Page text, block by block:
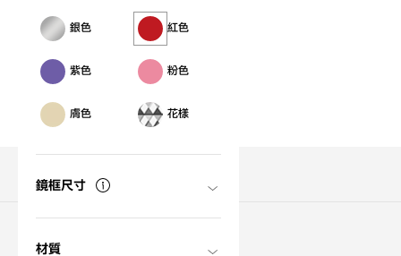
銀色 紅色
紫色 粉色
膚色 花樣
鏡框尺寸
材質
Size: XL
NT$1,490